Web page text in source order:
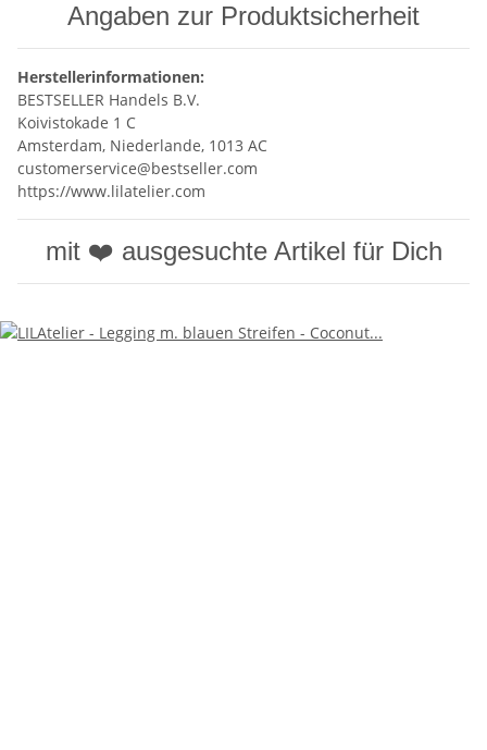
Angaben zur Produktsicherheit
Herstellerinformationen:
BESTSELLER Handels B.V.
Koivistokade 1 C
Amsterdam, Niederlande, 1013 AC
customerservice@bestseller.com
https://www.lilatelier.com
mit ❤️ ausgesuchte Artikel für Dich